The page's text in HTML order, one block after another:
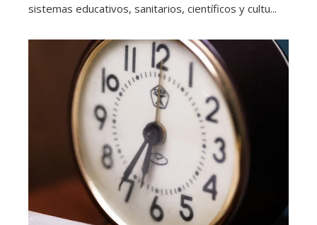
sistemas educativos, sanitarios, científicos y cultu...